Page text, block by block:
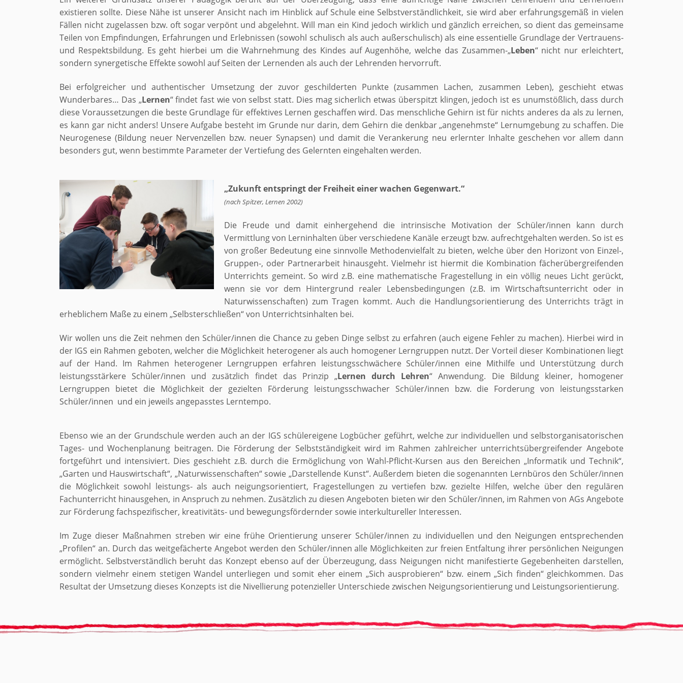
existieren sollte. Diese Nähe ist unserer Ansicht nach im Hinblick auf Schule eine Selbstverständlichkeit, sie wird aber erfahrungsgemäß in vielen
Fällen nicht zugelassen bzw. oft sogar verpönt und abgelehnt. Will man ein Kind jedoch wirklich und gänzlich erreichen, so dient das gemeinsame
Teilen von Empfindungen, Erfahrungen und Erlebnissen (sowohl schulisch als auch außerschulisch) als eine essentielle Grundlage der Vertrauens-
und Respektsbildung. Es geht hierbei um die Wahrnehmung des Kindes auf Augenhöhe, welche das Zusammen-„Leben“ nicht nur erleichtert,
sondern synergetische Effekte sowohl auf Seiten der Lernenden als auch der Lehrenden hervorruft.
Bei erfolgreicher und authentischer Umsetzung der zuvor geschilderten Punkte (zusammen Lachen, zusammen Leben), geschieht etwas
Wunderbares… Das „Lernen“ findet fast wie von selbst statt. Dies mag sicherlich etwas überspitzt klingen, jedoch ist es unumstößlich, dass durch
diese Voraussetzungen die beste Grundlage für effektives Lernen geschaffen wird. Das menschliche Gehirn ist für nichts anderes da als zu lernen,
es kann gar nicht anders! Unsere Aufgabe besteht im Grunde nur darin, dem Gehirn die denkbar „angenehmste“ Lernumgebung zu schaffen. Die
Neurogenese (Bildung neuer Nervenzellen bzw. neuer Synapsen) und damit die Verankerung neu erlernter Inhalte geschehen vor allem dann
besonders gut, wenn bestimmte Parameter der Vertiefung des Gelernten eingehalten werden.
„Zukunft entspringt der Freiheit einer wachen Gegenwart.“
(nach Spitzer, Lernen 2002)
Die Freude und damit einhergehend die intrinsische Motivation der Schüler/innen kann durch
Vermittlung von Lerninhalten über verschiedene Kanäle erzeugt bzw. aufrechtgehalten werden. So ist es
von großer Bedeutung eine sinnvolle Methodenvielfalt zu bieten, welche über den Horizont von Einzel-,
Gruppen-, oder Partnerarbeit hinausgeht. Vielmehr ist hiermit die Kombination fächerübergreifenden
Unterrichts gemeint. So wird z.B. eine mathematische Fragestellung in ein völlig neues Licht gerückt,
wenn sie vor dem Hintergrund realer Lebensbedingungen (z.B. im Wirtschaftsunterricht oder in
Naturwissenschaften) zum Tragen kommt. Auch die Handlungsorientierung des Unterrichts trägt in
erheblichem Maße zu einem „Selbsterschließen“ von Unterrichtsinhalten bei.
Wir wollen uns die Zeit nehmen den Schüler/innen die Chance zu geben Dinge selbst zu erfahren (auch eigene Fehler zu machen). Hierbei wird in
der IGS ein Rahmen geboten, welcher die Möglichkeit heterogener als auch homogener Lerngruppen nutzt. Der Vorteil dieser Kombinationen liegt
auf der Hand. Im Rahmen heterogener Lerngruppen erfahren leistungsschwächere Schüler/innen eine Mithilfe und Unterstützung durch
leistungsstärkere Schüler/innen und zusätzlich findet das Prinzip „Lernen durch Lehren“ Anwendung. Die Bildung kleiner, homogener
Lerngruppen bietet die Möglichkeit der gezielten Förderung leistungsschwacher Schüler/innen bzw. die Forderung von leistungsstarken
Schüler/innen und ein jeweils angepasstes Lerntempo.
Ebenso wie an der Grundschule werden auch an der IGS schülereigene Logbücher geführt, welche zur individuellen und selbstorganisatorischen
Tages- und Wochenplanung beitragen. Die Förderung der Selbstständigkeit wird im Rahmen zahlreicher unterrichtsübergreifender Angebote
fortgeführt und intensiviert. Dies geschieht z.B. durch die Ermöglichung von Wahl-Pflicht-Kursen aus den Bereichen „Informatik und Technik“,
„Garten und Hauswirtschaft“, „Naturwissenschaften“ sowie „Darstellende Kunst“. Außerdem bieten die sogenannten Lernbüros den Schüler/innen
die Möglichkeit sowohl leistungs- als auch neigungsorientiert, Fragestellungen zu vertiefen bzw. gezielte Hilfen, welche über den regulären
Fachunterricht hinausgehen, in Anspruch zu nehmen. Zusätzlich zu diesen Angeboten bieten wir den Schüler/innen, im Rahmen von AGs Angebote
zur Förderung fachspezifischer, kreativitäts- und bewegungsfördernder sowie interkultureller Interessen.
Im Zuge dieser Maßnahmen streben wir eine frühe Orientierung unserer Schüler/innen zu individuellen und den Neigungen entsprechenden
„Profilen“ an. Durch das weitgefächerte Angebot werden den Schüler/innen alle Möglichkeiten zur freien Entfaltung ihrer persönlichen Neigungen
ermöglicht. Selbstverständlich beruht das Konzept ebenso auf der Überzeugung, dass Neigungen nicht manifestierte Gegebenheiten darstellen,
sondern vielmehr einem stetigen Wandel unterliegen und somit eher einem „Sich ausprobieren“ bzw. einem „Sich finden“ gleichkommen. Das
Resultat der Umsetzung dieses Konzepts ist die Nivellierung potenzieller Unterschiede zwischen Neigungsorientierung und Leistungsorientierung.